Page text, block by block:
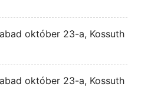
október 23-a, Kossuth
október 23-a, Kossuth